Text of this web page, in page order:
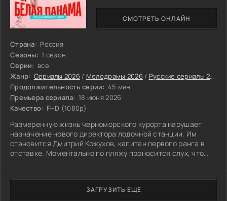
Страна: Россия
Сезоны: 1 сезон
Серии: все
Жанр: Сериалы 2026 / Мелодрамы 2026/ Русские сериалы 2026
Продолжительность серии: 45 мин
Премьера сериала: 18 июня 2026
Качество: FHD (1080p)
Размеренную жизнь черноморского курорта нарушает
назначение нового директора лодочной станции. Им
становится Дмитрий Кожухов, капитан первого ранга в
отставке. Моментально по пляжу проносится слух, что
работающие на пляже, считают своим долгом
подружиться с ним, кроме Лилии, хозяйки одноименного
пляжного кафе. Заведение перешло ей по наследству от
СМОТРЕТЬ ОНЛАЙН
ЗАГРУЗИТЬ ЕЩЕ